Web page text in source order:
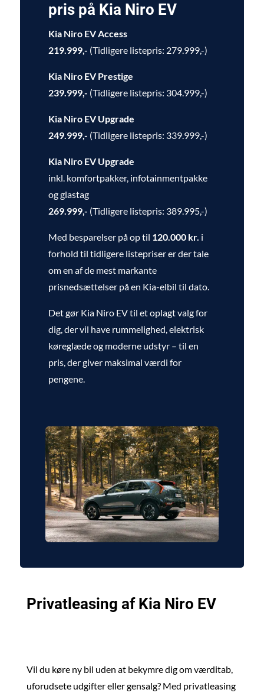
pris på Kia Niro EV
Kia Niro EV Access
219.999,- (Tidligere listepris: 279.999,-)
Kia Niro EV Prestige
239.999,- (Tidligere listepris: 304.999,-)
Kia Niro EV Upgrade
249.999,- (Tidligere listepris: 339.999,-)
Kia Niro EV Upgrade
inkl. komfortpakker, infotainmentpakke
og glastag
269.999,- (Tidligere listepris: 389.995,-)
Med besparelser på op til 120.000 kr. i
forhold til tidligere listepriser er der tale
om en af de mest markante
prisnedsættelser på en Kia-elbil til dato.
Det gør Kia Niro EV til et oplagt valg for
dig, der vil have rummelighed, elektrisk
køreglæde og moderne udstyr – til en
pris, der giver maksimal værdi for
pengene.
Privatleasing af Kia Niro EV
Vil du køre ny bil uden at bekymre dig om værditab,
uforudsete udgifter eller gensalg? Med privatleasing